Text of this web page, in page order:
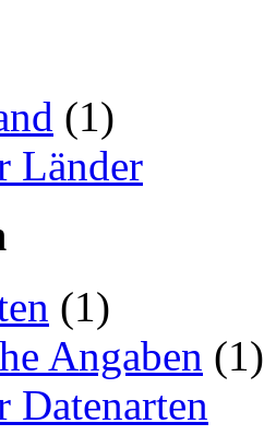
(1)
Länder
(1)
Angaben (1)
Datenarten